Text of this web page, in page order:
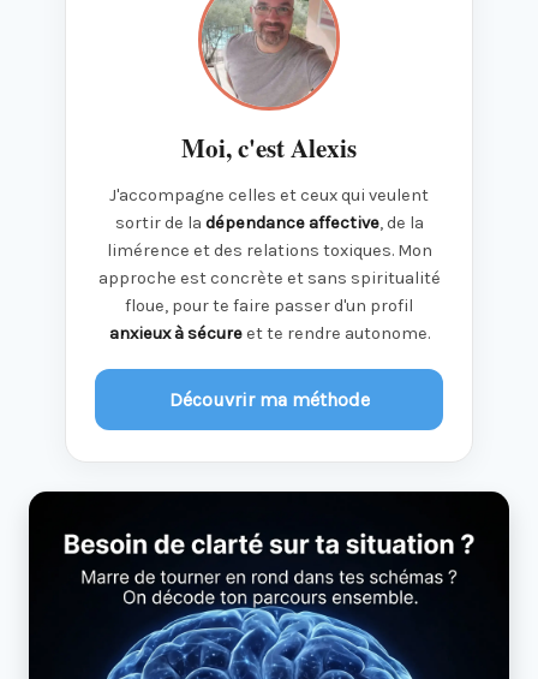
Moi, c'est Alexis
J'accompagne celles et ceux qui veulent
sortir de la dépendance affective, de la
limérence et des relations toxiques. Mon
approche est concrète et sans spiritualité
floue, pour te faire passer d'un profil
anxieux à sécureet te rendre autonome.
Découvrir ma méthode